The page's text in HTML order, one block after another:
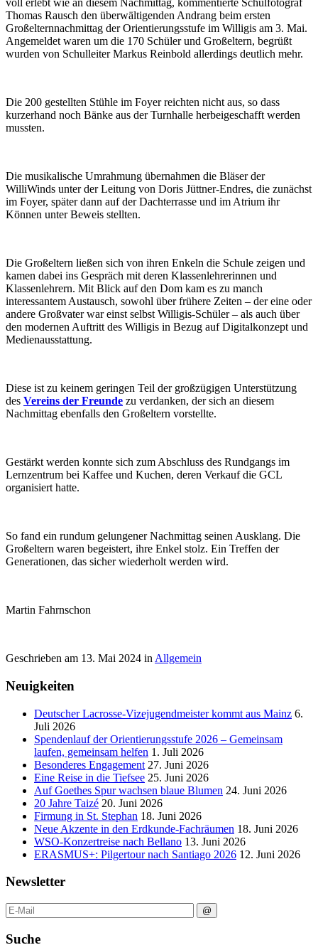
voll erlebt wie an diesem Nachmittag, kommentierte Schulfotograf
Thomas Rausch den überwältigenden Andrang beim ersten
Großelternnachmittag der Orientierungsstufe im Willigis am 3. Mai.
Angemeldet waren um die 170 Schüler und Großeltern, begrüßt
wurden von Schulleiter Markus Reinbold allerdings deutlich mehr.
Die 200 gestellten Stühle im Foyer reichten nicht aus, so dass
kurzerhand noch Bänke aus der Turnhalle herbeigeschafft werden
mussten.
Die musikalische Umrahmung übernahmen die Bläser der
WilliWinds unter der Leitung von Doris Jüttner-Endres, die zunächst
im Foyer, später dann auf der Dachterrasse und im Atrium ihr
Können unter Beweis stellten.
Die Großeltern ließen sich von ihren Enkeln die Schule zeigen und
kamen dabei ins Gespräch mit deren Klassenlehrerinnen und
Klassenlehrern. Mit Blick auf den Dom kam es zu manch
interessantem Austausch, sowohl über frühere Zeiten – der eine oder
andere Großvater war einst selbst Willigis-Schüler – als auch über
den modernen Auftritt des Willigis in Bezug auf Digitalkonzept und
Medienausstattung.
Diese ist zu keinem geringen Teil der großzügigen Unterstützung
des Vereins der Freunde zu verdanken, der sich an diesem
Nachmittag ebenfalls den Großeltern vorstellte.
Gestärkt werden konnte sich zum Abschluss des Rundgangs im
Lernzentrum bei Kaffee und Kuchen, deren Verkauf die GCL
organisiert hatte.
So fand ein rundum gelungener Nachmittag seinen Ausklang. Die
Großeltern waren begeistert, ihre Enkel stolz. Ein Treffen der
Generationen, das sicher wiederholt werden wird.
Martin Fahrnschon
Geschrieben am 13. Mai 2024 in Allgemein
Neuigkeiten
Deutscher Lacrosse-Vizejugendmeister kommt aus Mainz 6.
Juli 2026
Spendenlauf der Orientierungsstufe 2026 – Gemeinsam
laufen, gemeinsam helfen 1. Juli 2026
Besonderes Engagement 27. Juni 2026
Eine Reise in die Tiefsee 25. Juni 2026
Auf Goethes Spur wachsen blaue Blumen 24. Juni 2026
20 Jahre Taizé 20. Juni 2026
Firmung in St. Stephan 18. Juni 2026
Neue Akzente in den Erdkunde‑Fachräumen 18. Juni 2026
WSO-Konzertreise nach Bellano 13. Juni 2026
ERASMUS+: Pilgertour nach Santiago 2026 12. Juni 2026
Newsletter
Suche